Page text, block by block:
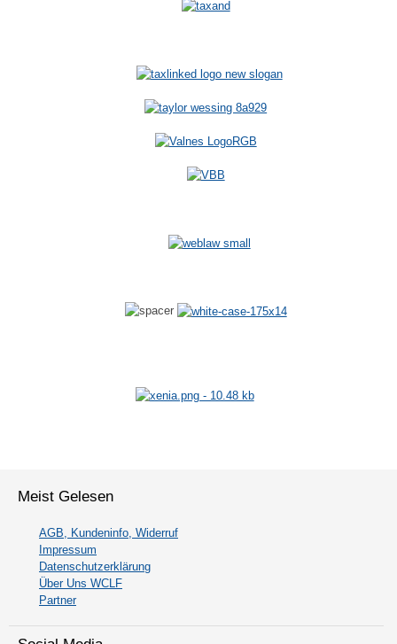
Meist Gelesen
AGB, Kundeninfo, Widerruf
Impressum
Datenschutzerklärung
Über Uns WCLF
Partner